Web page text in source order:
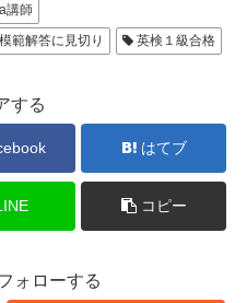
講師
模範解答に見切り 英検１級合格
する
はてブ
コピー
ォローする